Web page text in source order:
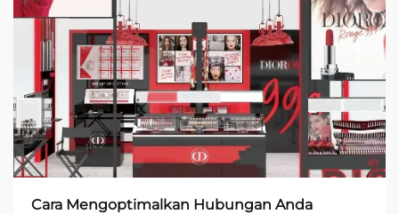
Cara Mengoptimalkan Hubungan Anda